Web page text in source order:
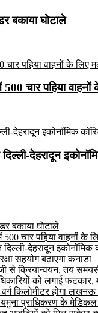
बकाया घोटाले
चार पहिया वाहनों
देहरादून
बकाया घोटाले
चार पहिया वाहनों के
देहरादून इकोनॉमिक
सहयोग बढ़ाएगा कनाडा
क्रियान्वयन, तय
को लगाई फटकार,
किलोमीटर होगा
प्राधिकरण के मेडिकल